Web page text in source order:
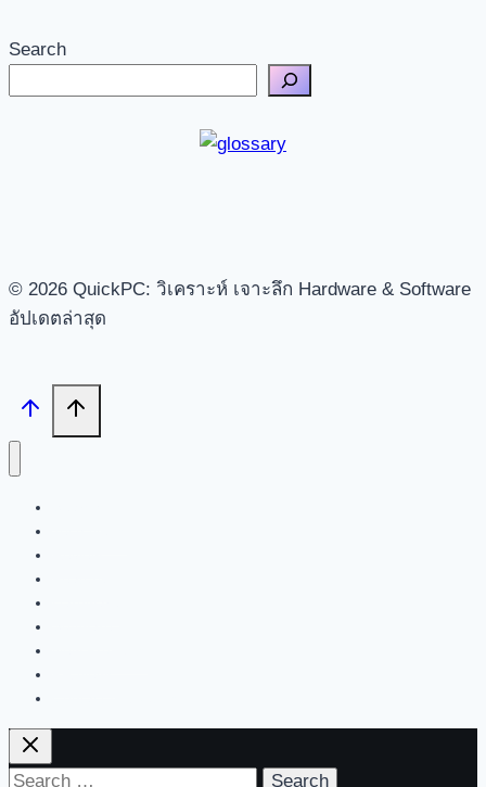
Search
© 2026 QuickPC: วิเคราะห์ เจาะลึก Hardware & Software
อัปเดตล่าสุด
Search